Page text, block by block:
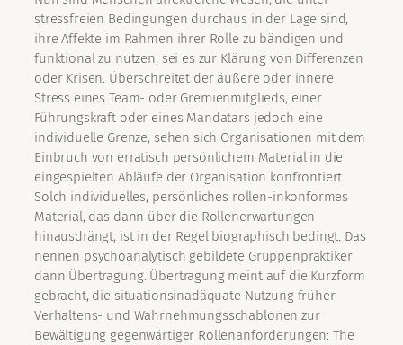
stressfreien Bedingungen durchaus in der Lage sind,
ihre Affekte im Rahmen ihrer Rolle zu bändigen und
funktional zu nutzen, sei es zur Klärung von Differenzen
oder Krisen. Überschreitet der äußere oder innere
Stress eines Team- oder Gremienmitglieds, einer
Führungskraft oder eines Mandatars jedoch eine
individuelle Grenze, sehen sich Organisationen mit dem
Einbruch von erratisch persönlichem Material in die
eingespielten Abläufe der Organisation konfrontiert.
Solch individuelles, persönliches rollen-inkonformes
Material, das dann über die Rollenerwartungen
hinausdrängt, ist in der Regel biographisch bedingt. Das
nennen psychoanalytisch gebildete Gruppenpraktiker
dann Übertragung. Übertragung meint auf die Kurzform
gebracht, die situationsinadäquate Nutzung früher
Verhaltens- und Wahrnehmungsschablonen zur
Bewältigung gegenwärtiger Rollenanforderungen: The